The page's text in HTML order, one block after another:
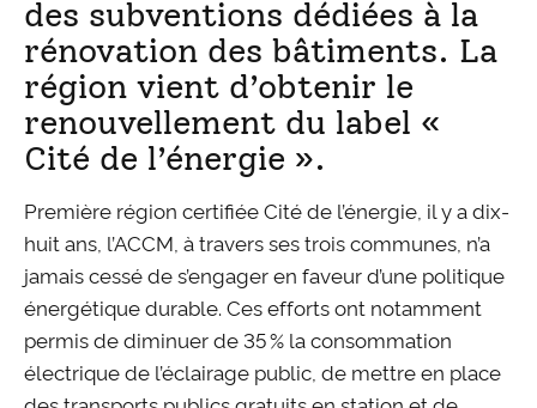
des subventions dédiées à la
rénovation des bâtiments. La
région vient d’obtenir le
renouvellement du label «
Cité de l’énergie ».
Première région certifiée Cité de l’énergie, il y a dix-
huit ans, l’ACCM, à travers ses trois communes, n’a
jamais cessé de s’engager en faveur d’une politique
énergétique durable. Ces efforts ont notamment
permis de diminuer de 35 % la consommation
électrique de l’éclairage public, de mettre en place